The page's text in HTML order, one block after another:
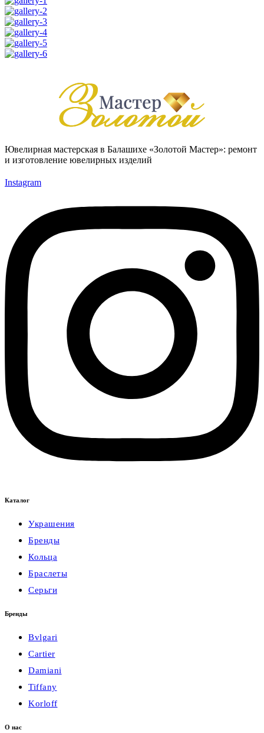
Ювелирная мастерская в Балашихе «Золотой Мастер»: ремонт
и изготовление ювелирных изделий
Instagram
Каталог
Украшения
Бренды
Кольца
Браслеты
Серьги
Бренды
Bvlgari
Cartier
Damiani
Tiffany
Korloff
О нас